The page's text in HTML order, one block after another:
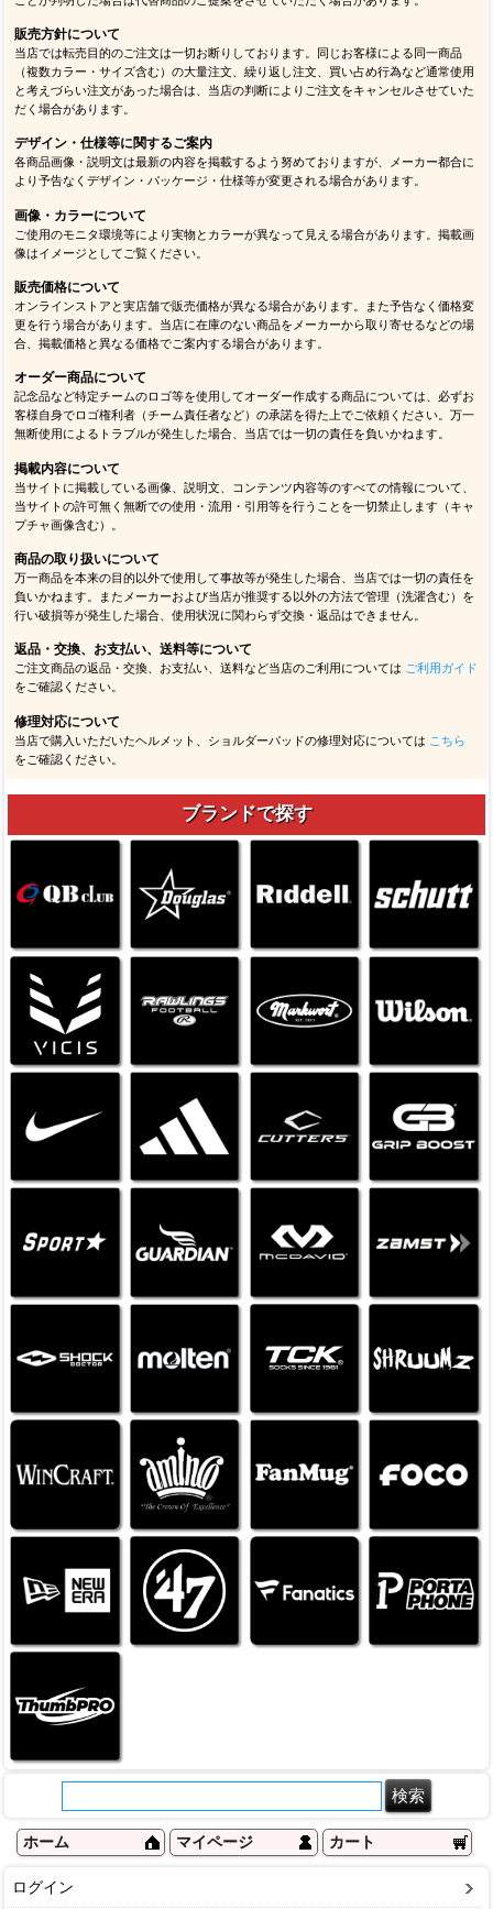
販売方針について
当店では転売目的のご注文は一切お断りしております。同じお客様による同一商品
（複数カラー・サイズ含む）の大量注文、繰り返し注文、買い占め行為など通常使用
と考えづらい注文があった場合は、当店の判断によりご注文をキャンセルさせていた
だく場合があります。
デザイン・仕様等に関するご案内
各商品画像・説明文は最新の内容を掲載するよう努めておりますが、メーカー都合に
より予告なくデザイン・パッケージ・仕様等が変更される場合があります。
画像・カラーについて
ご使用のモニタ環境等により実物とカラーが異なって見える場合があります。掲載画
像はイメージとしてご覧ください。
販売価格について
オンラインストアと実店舗で販売価格が異なる場合があります。また予告なく価格変
更を行う場合があります。当店に在庫のない商品をメーカーから取り寄せるなどの場
合、掲載価格と異なる価格でご案内する場合があります。
オーダー商品について
記念品など特定チームのロゴ等を使用してオーダー作成する商品については、必ずお
客様自身でロゴ権利者（チーム責任者など）の承諾を得た上でご依頼ください。万一
無断使用によるトラブルが発生した場合、当店では一切の責任を負いかねます。
掲載内容について
当サイトに掲載している画像、説明文、コンテンツ内容等のすべての情報について、
当サイトの許可無く無断での使用・流用・引用等を行うことを一切禁止します（キャ
プチャ画像含む）。
商品の取り扱いについて
万一商品を本来の目的以外で使用して事故等が発生した場合、当店では一切の責任を
負いかねます。またメーカーおよび当店が推奨する以外の方法で管理（洗濯含む）を
行い破損等が発生した場合、使用状況に関わらず交換・返品はできません。
返品・交換、お支払い、送料等について
ご注文商品の返品・交換、お支払い、送料など当店のご利用については ご利用ガイド
をご確認ください。
修理対応について
当店で購入いただいたヘルメット、ショルダーパッドの修理対応については こちら
をご確認ください。
ブランドで探す
ホーム マイページ カート
ログイン